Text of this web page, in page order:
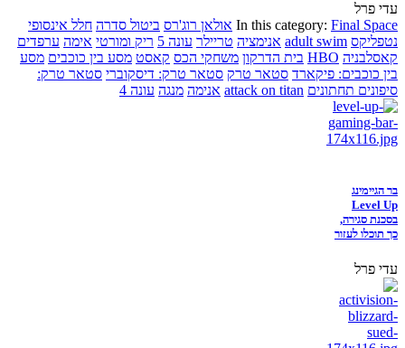
עדי פרל
In this category: Final Space אולאן רוג'רס ביטול סדרה חלל אינסופי
נטפליקס adult swim אנימציה טריילר עונה 5 ריק ומורטי אימה ערפדים
קאסלבניה HBO בית הדרקון משחקי הכס קאסט מסע בין כוכבים מסע
בין כוכבים: פיקארד סטאר טרק סטאר טרק: דיסקוברי סטאר טרק:
סיפונים תחתונים attack on titan אנימה מנגה עונה 4
בר הגיימינג
Level Up
בסכנת סגירה,
כך תוכלו לעזור
עדי פרל